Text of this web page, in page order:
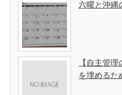
六曜と沖縄
【自主管
を埋めるた